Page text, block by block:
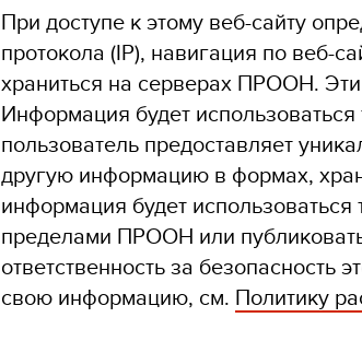
При доступе к этому веб-сайту
протокола (IP), навигация по веб-
храниться на серверах ПРООН.
Информация будет
пользователь предоставляет
другую информацию в формах,
информация будет
пределами ПРООН или
ответственность за
свою информацию, см. Политику